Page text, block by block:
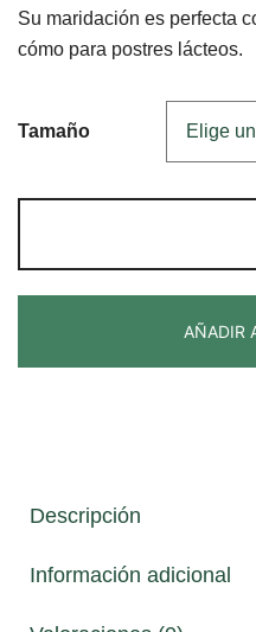
Su maridación es perfecta
cómo para postres lácteos.
Tamaño
AÑADIR
Descripción
Información adicional